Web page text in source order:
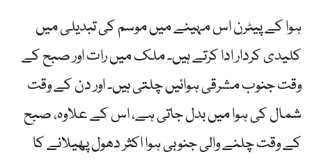
ہوا کے پیٹرن اس مہینے میں موسم کی تبدیلی میں
کلیدی کردار ادا کرتے ہیں۔ ملک میں رات اور صبح کے
وقت جنوب مشرقی ہوائیں چلتی ہیں۔ اور دن کے وقت
شمال کی ہوا میں بدل جاتی ہے، اس کے علاوہ، صبح
کے وقت چلنے والی جنوبی ہوا اکثر دھول پھیلانے کا